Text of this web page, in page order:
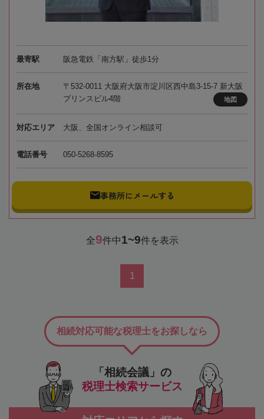
最寄駅 阪急電鉄「南方駅」徒歩1分
所在地
〒532-0011 大阪府大阪市淀川区西中島3-15-7 新大阪
プリンスビル4階
地図
対応エリア 大阪、全国オンライン相談可
電話番号 050-5268-8595
事務所にメールする
全9件中1~9件を表示
1
「相続会議」の
税理士検索サービス
相続対応可能な税理士をお探しなら